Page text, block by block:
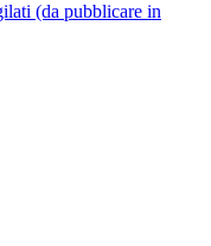
(da pubblicare in